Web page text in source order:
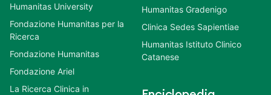
Humanitas University
Fondazione Humanitas per la
Ricerca
Fondazione Humanitas
Fondazione Ariel
La Ricerca Clinica in
Humanitas Gradenigo
Clinica Sedes Sapientiae
Humanitas Istituto Clinico
Catanese